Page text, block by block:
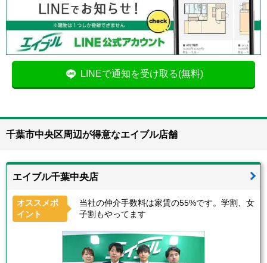
LINEで通知を受け取る(無料)
千葉市中央区周辺が得意なエイブル店舗
エイブル千葉中央店
オススメポ
イント
当社の仲介手数料は家賃の55%です。学割、女
子割もやってます